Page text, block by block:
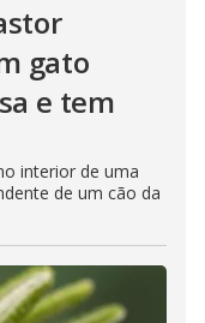
gato
e tem
interior de uma
de um cão da